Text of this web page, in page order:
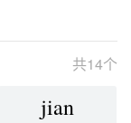
共14个
jian